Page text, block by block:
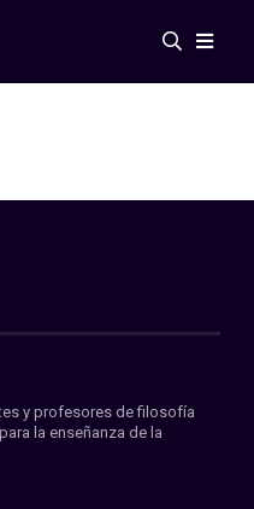
y profesores de filosofía
la enseñanza de la